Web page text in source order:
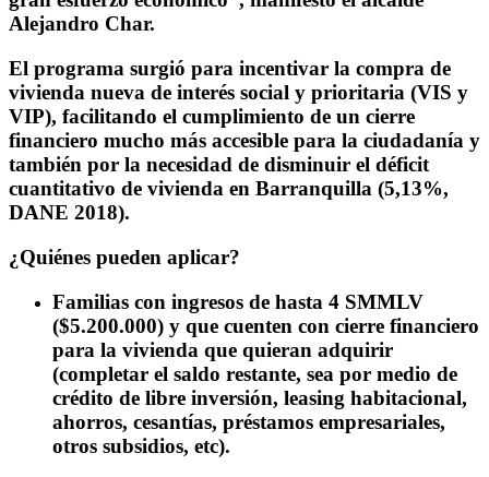
Alejandro Char.
El programa surgió para incentivar la compra de
vivienda nueva de interés social y prioritaria (VIS y
VIP), facilitando el cumplimiento de un cierre
financiero mucho más accesible para la ciudadanía y
también por la necesidad de disminuir el déficit
cuantitativo de vivienda en Barranquilla (5,13%,
DANE 2018).
¿Quiénes pueden aplicar?
Familias con ingresos de hasta 4 SMMLV
($5.200.000) y que cuenten con cierre financiero
para la vivienda que quieran adquirir
(completar el saldo restante, sea por medio de
crédito de libre inversión, leasing habitacional,
ahorros, cesantías, préstamos empresariales,
otros subsidios, etc).